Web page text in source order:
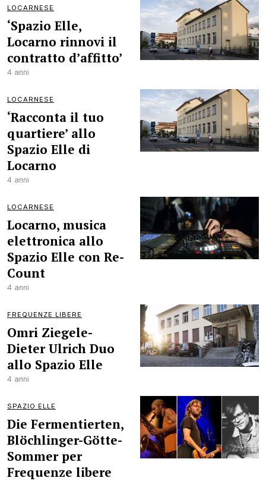
LOCARNESE
‘Spazio Elle,
Locarno rinnovi il
contratto d’affitto’
4 anni
LOCARNESE
‘Racconta il tuo
quartiere’ allo
Spazio Elle di
Locarno
4 anni
LOCARNESE
Locarno, musica
elettronica allo
Spazio Elle con Re-
Count
4 anni
FREQUENZE LIBERE
Omri Ziegele-
Dieter Ulrich Duo
allo Spazio Elle
4 anni
SPAZIO ELLE
Die Fermentierten,
Blöchlinger-Götte-
Sommer per
Frequenze libere